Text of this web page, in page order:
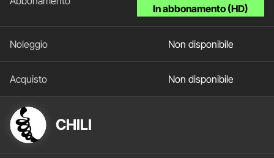
In abbonamento (HD)
Non disponibile
Non disponibile
CHILI